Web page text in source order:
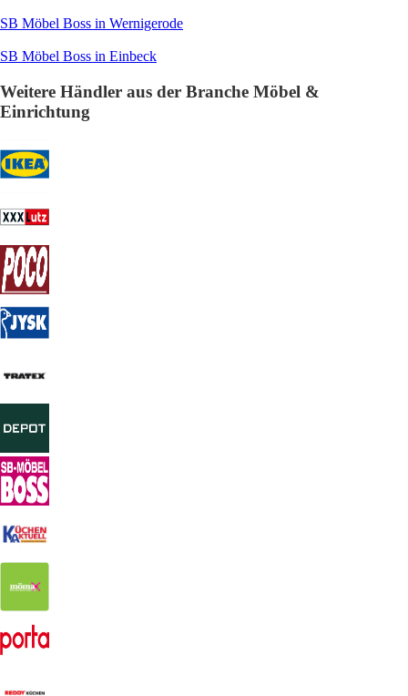
SB Möbel Boss in Wernigerode
SB Möbel Boss in Einbeck
Weitere Händler aus der Branche Möbel &
Einrichtung